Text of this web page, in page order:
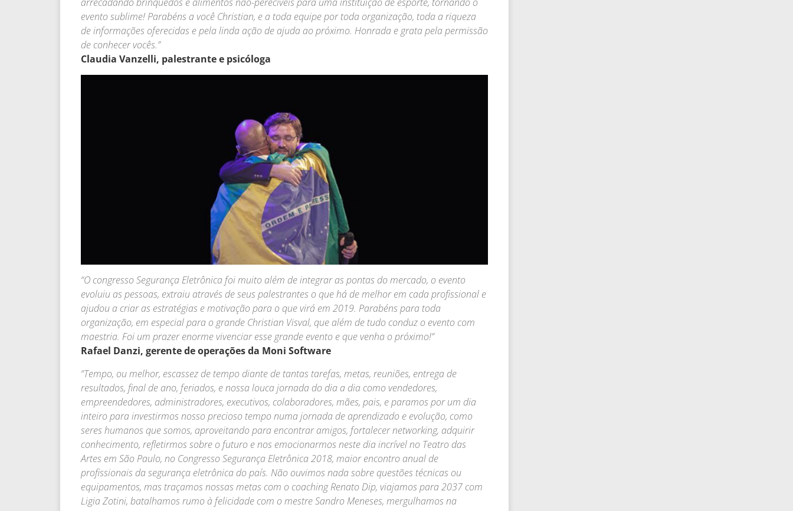
arrecadando brinquedos e alimentos não-perecíveis para uma instituição de esporte, tornando o
evento sublime! Parabéns a você Christian, e a toda equipe por toda organização, toda a riqueza
de informações oferecidas e pela linda ação de ajuda ao próximo. Honrada e grata pela permissão
de conhecer vocês.”
Claudia Vanzelli, palestrante e psicóloga
“O congresso Segurança Eletrônica foi muito além de integrar as pontas do mercado, o evento
evoluiu as pessoas, extraiu através de seus palestrantes o que há de melhor em cada profissional e
ajudou a criar as estratégias e motivação para o que virá em 2019. Parabéns para toda
organização, em especial para o grande Christian Visval, que além de tudo conduz o evento com
maestria. Foi um prazer enorme vivenciar esse grande evento e que venha o próximo!”
Rafael Danzi, gerente de operações da Moni Software
“Tempo, ou melhor, escassez de tempo diante de tantas tarefas, metas, reuniões, entrega de
resultados, final de ano, feriados, e nossa louca jornada do dia a dia como vendedores,
empreendedores, administradores, executivos, colaboradores, mães, pais, e paramos por um dia
inteiro para investirmos nosso precioso tempo numa jornada de aprendizado e evolução, como
seres humanos que somos, aproveitando para encontrar amigos, fortalecer networking, adquirir
conhecimento, refletirmos sobre o futuro e nos emocionarmos neste dia incrível no Teatro das
Artes em São Paulo, no Congresso Segurança Eletrônica 2018, maior encontro anual de
profissionais da segurança eletrônica do país. Não ouvimos nada sobre questões técnicas ou
equipamentos, mas traçamos nossas metas com o coaching Renato Dip, viajamos para 2037 com
Ligia Zotini, batalhamos rumo à felicidade com o mestre Sandro Meneses, mergulhamos na